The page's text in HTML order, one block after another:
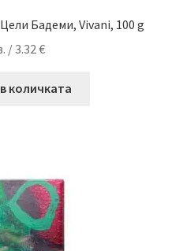
Бадеми, Vivani, 100 g
/ 3.32 €
количката